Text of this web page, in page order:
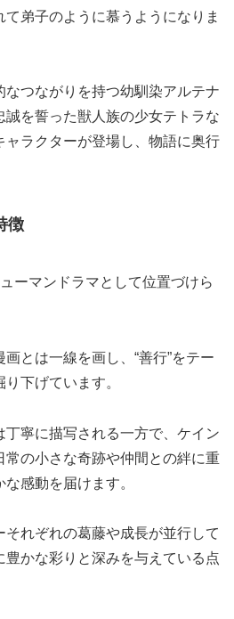
弟子のように慕うようになりま
なつながりを持つ幼馴染アルテナ
を誓った獣人族の少女テトラな
ャラクターが登場し、物語に奥行
徴
ーマンドラマとして位置づけら
とは一線を画し、“善行”をテー
下げています。
丁寧に描写される一方で、ケイン
常の小さな奇跡や仲間との絆に重
感動を届けます。
それぞれの葛藤や成長が並行して
かな彩りと深みを与えている点